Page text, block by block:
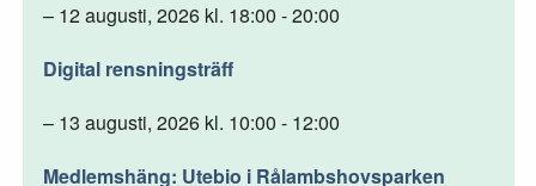
– 12 augusti, 2026 kl. 18:00 - 20:00
Digital rensningsträff
– 13 augusti, 2026 kl. 10:00 - 12:00
Medlemshäng: Utebio i Rålambshovsparken